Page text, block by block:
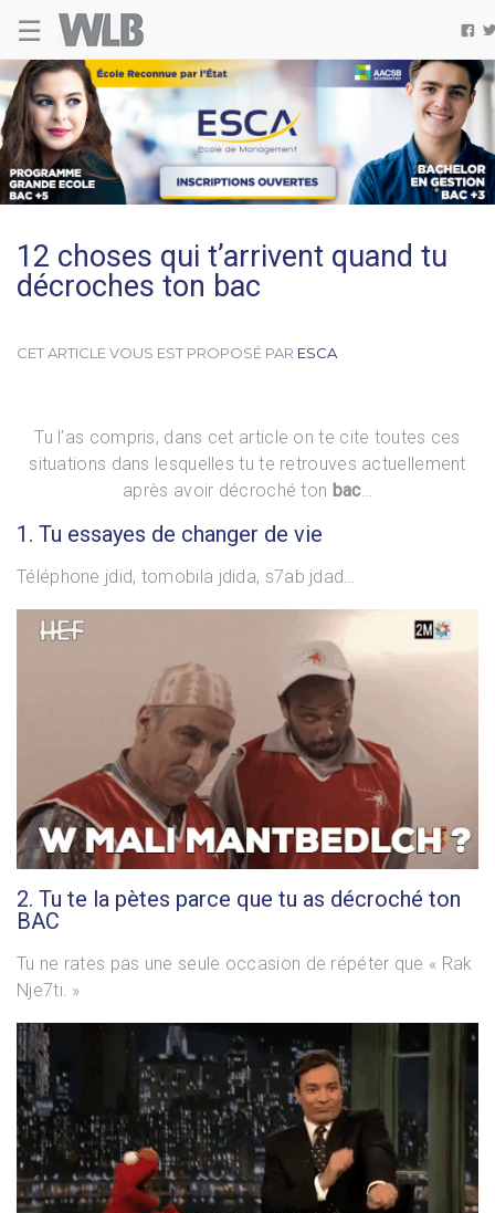
☰ 
12 choses qui t’arrivent quand tu
décroches ton bac
CET ARTICLE VOUS EST PROPOSÉ PAR ESCA
Tu l’as compris, dans cet article on te cite toutes ces
situations dans lesquelles tu te retrouves actuellement
après avoir décroché ton bac…
1. Tu essayes de changer de vie
Téléphone jdid, tomobila jdida, s7ab jdad…
2. Tu te la pètes parce que tu as décroché ton
BAC
Tu ne rates pas une seule occasion de répéter que « Rak
Nje7ti. »